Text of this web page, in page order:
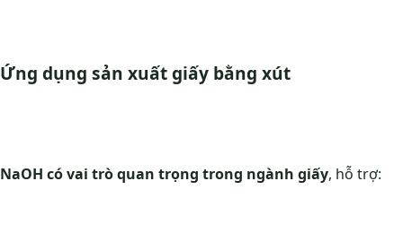
Ứng dụng sản xuất giấy bằng xút
NaOH có vai trò quan trọng trong ngành giấy, hỗ trợ: